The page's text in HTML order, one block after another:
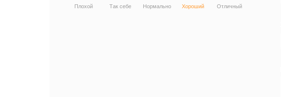
Плохой Так себе Нормально Хороший Отличный